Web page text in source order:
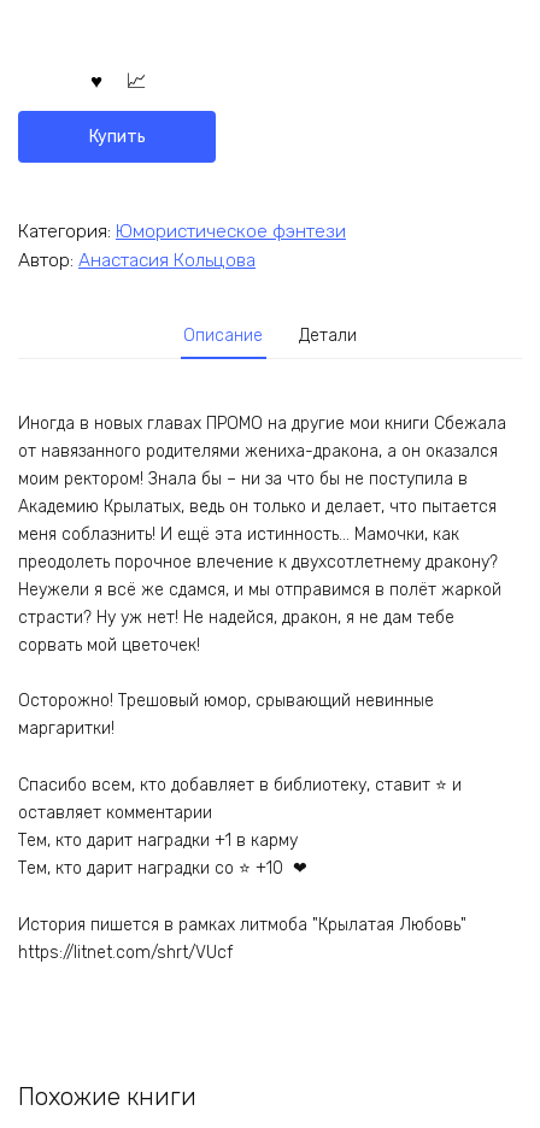
Купить
Категория: Юмористическое фэнтези
Автор: Анастасия Кольцова
Описание Детали
Иногда в новых главах ПРОМО на другие мои книги Сбежала
от навязанного родителями жениха-дракона, а он оказался
моим ректором! Знала бы – ни за что бы не поступила в
Академию Крылатых, ведь он только и делает, что пытается
меня соблазнить! И ещё эта истинность… Мамочки, как
преодолеть порочное влечение к двухсотлетнему дракону?
Неужели я всё же сдамся, и мы отправимся в полёт жаркой
страсти? Ну уж нет! Не надейся, дракон, я не дам тебе
сорвать мой цветочек!
Осторожно! Трешовый юмор, срывающий невинные
маргаритки!
Спасибо всем, кто добавляет в библиотеку, ставит ⭐ и
оставляет комментарии
Тем, кто дарит наградки +1 в карму
Тем, кто дарит наградки со ⭐ +10 ❤
История пишется в рамках литмоба "Крылатая Любовь"
https://litnet.com/shrt/VUcf
Похожие книги